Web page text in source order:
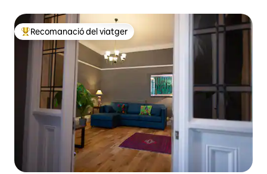
Principals recomanacions dels viatgers
Recomanació del viatger